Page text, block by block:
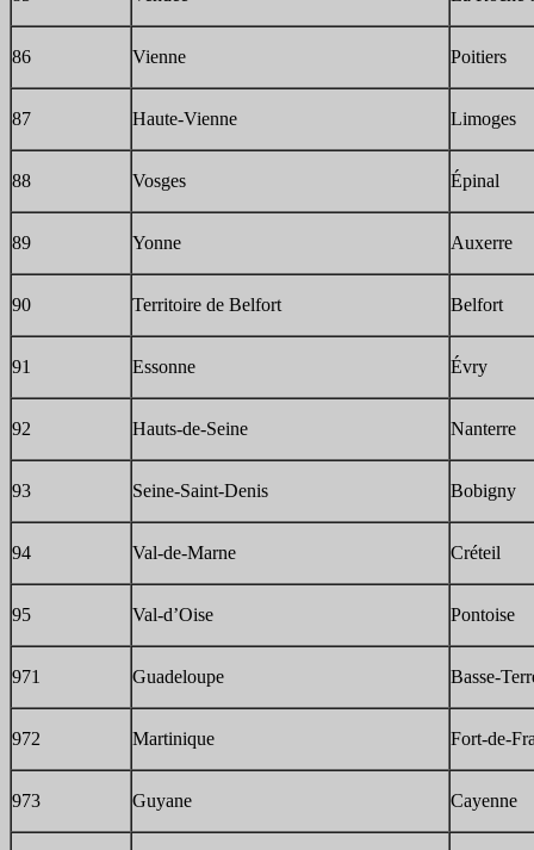
86 Vienne Poitiers
87 Haute-Vienne Limoges
88 Vosges Épinal
89 Yonne Auxerre
90 Territoire de Belfort Belfort
91 Essonne Évry
92 Hauts-de-Seine Nanterre
93 Seine-Saint-Denis Bobigny
94 Val-de-Marne Créteil
95 Val-d’Oise Pontoise
971 Guadeloupe Basse-
972 Martinique Fort-de-
973 Guyane Cayenne